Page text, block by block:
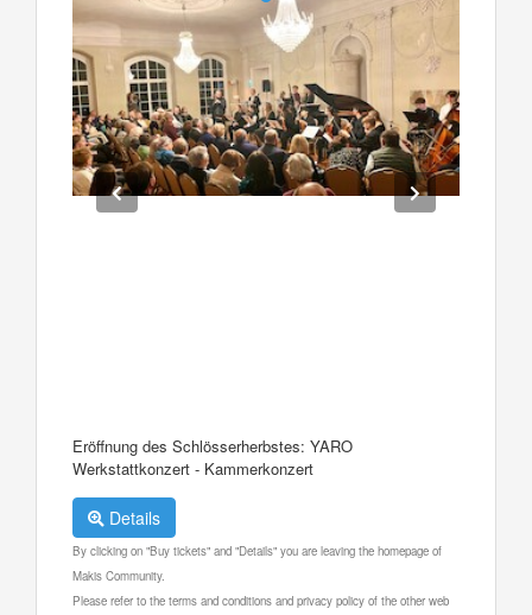
Eröffnung des Schlösserherbstes: YARO
Werkstattkonzert - Kammerkonzert
Details
By clicking on "Buy tickets" and "Details" you are leaving the homepage of
Makis Community.
Please refer to the terms and conditions and privacy policy of the other web